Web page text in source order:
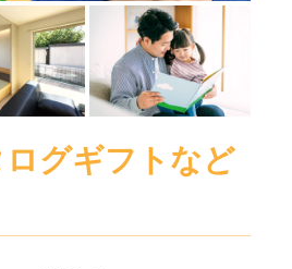
グギフトなど